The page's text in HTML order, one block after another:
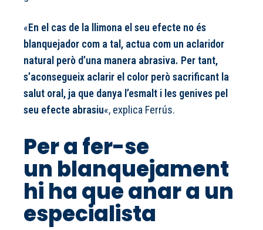
«En el cas de la llimona el seu efecte no és
blanquejador com a tal, actua com un aclaridor
natural però d’una manera abrasiva. Per tant,
s’aconsegueix aclarir el color però sacrificant la
salut oral, ja que danya l’esmalt i les genives pel
seu efecte abrasiu«, explica Ferrús.
Per a fer-se
un blanquejament
hi ha que anar a un
especialista